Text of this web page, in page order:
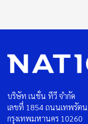
บริษัท เนชั่น ทีวี จำกัด
เลขที่ 1854 ถนนเทพรัตน
กรุงเทพมหานคร 10260